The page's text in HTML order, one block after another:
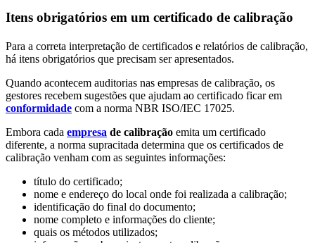
Itens obrigatórios em um certificado de calibração
Para a correta interpretação de certificados e relatórios de calibração,
há itens obrigatórios que precisam ser apresentados.
Quando acontecem auditorias nas empresas de calibração, os
gestores recebem sugestões que ajudam ao certificado ficar em
conformidade com a norma NBR ISO/IEC 17025.
Embora cada empresa de calibração emita um certificado
diferente, a norma supracitada determina que os certificados de
calibração venham com as seguintes informações:
título do certificado;
nome e endereço do local onde foi realizada a calibração;
identificação do final do documento;
nome completo e informações do cliente;
quais os métodos utilizados;